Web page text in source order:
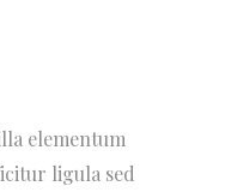
elementum
ligula sed